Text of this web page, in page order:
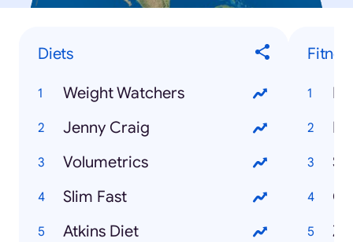
Diets
Weight Watchers
Jenny Craig
Volumetrics
Slim Fast
Atkins Diet